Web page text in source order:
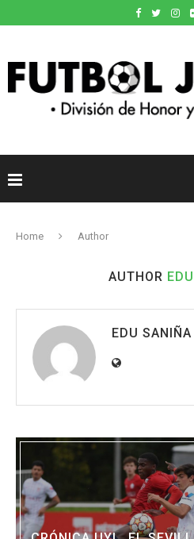
Home Author
AUTHOR
EDU SANIÑA